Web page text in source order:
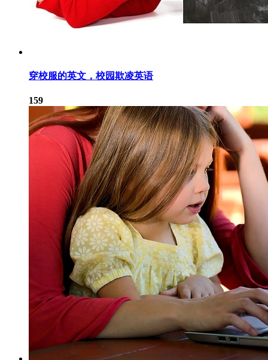
穿校服的英文，校园欺凌英语
159